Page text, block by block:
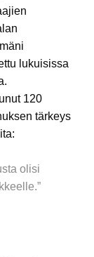
lukuisissa
120
tärkeys
olisi